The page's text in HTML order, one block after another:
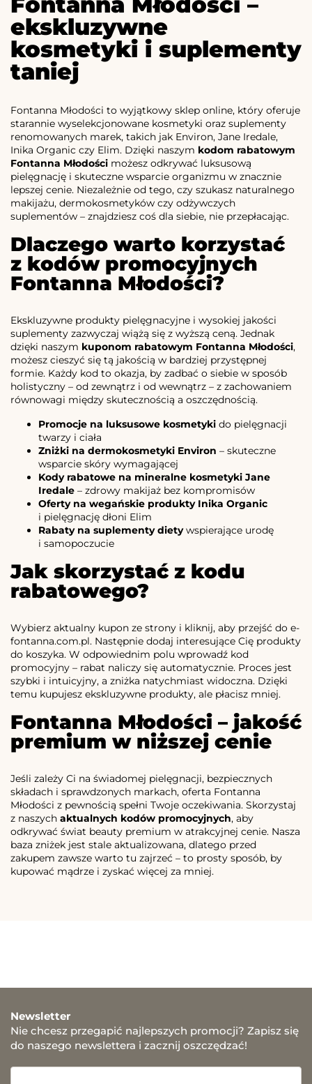
ekskluzywne
kosmetyki i suplementy
taniej
Fontanna Młodości to wyjątkowy sklep online, który oferuje
starannie wyselekcjonowane kosmetyki oraz suplementy
renomowanych marek, takich jak Environ, Jane Iredale,
Inika Organic czy Elim. Dzięki naszym kodom rabatowym
Fontanna Młodości możesz odkrywać luksusową
pielęgnację i skuteczne wsparcie organizmu w znacznie
lepszej cenie. Niezależnie od tego, czy szukasz naturalnego
makijażu, dermokosmetyków czy odżywczych
suplementów – znajdziesz coś dla siebie, nie przepłacając.
Dlaczego warto korzystać
z kodów promocyjnych
Fontanna Młodości?
Ekskluzywne produkty pielęgnacyjne i wysokiej jakości
suplementy zazwyczaj wiążą się z wyższą ceną. Jednak
dzięki naszym kuponom rabatowym Fontanna Młodości,
możesz cieszyć się tą jakością w bardziej przystępnej
formie. Każdy kod to okazja, by zadbać o siebie w sposób
holistyczny – od zewnątrz i od wewnątrz – z zachowaniem
równowagi między skutecznością a oszczędnością.
Promocje na luksusowe kosmetyki do pielęgnacji
twarzy i ciała
Zniżki na dermokosmetyki Environ – skuteczne
wsparcie skóry wymagającej
Kody rabatowe na mineralne kosmetyki Jane
Iredale – zdrowy makijaż bez kompromisów
Oferty na wegańskie produkty Inika Organic
i pielęgnację dłoni Elim
Rabaty na suplementy dietywspierające urodę
i samopoczucie
Jak skorzystać z kodu
rabatowego?
Wybierz aktualny kupon ze strony i kliknij, aby przejść do e-
fontanna.com.pl. Następnie dodaj interesujące Cię produkty
do koszyka. W odpowiednim polu wprowadź kod
promocyjny – rabat naliczy się automatycznie. Proces jest
szybki i intuicyjny, a zniżka natychmiast widoczna. Dzięki
temu kupujesz ekskluzywne produkty, ale płacisz mniej.
Fontanna Młodości – jakość
premium w niższej cenie
Jeśli zależy Ci na świadomej pielęgnacji, bezpiecznych
składach i sprawdzonych markach, oferta Fontanna
Młodości z pewnością spełni Twoje oczekiwania. Skorzystaj
z naszych aktualnych kodów promocyjnych, aby
odkrywać świat beauty premium w atrakcyjnej cenie. Nasza
baza zniżek jest stale aktualizowana, dlatego przed
zakupem zawsze warto tu zajrzeć – to prosty sposób, by
kupować mądrze i zyskać więcej za mniej.
Newsletter
Nie chcesz przegapić najlepszych promocji? Zapisz się
do naszego newslettera i zacznij oszczędzać!